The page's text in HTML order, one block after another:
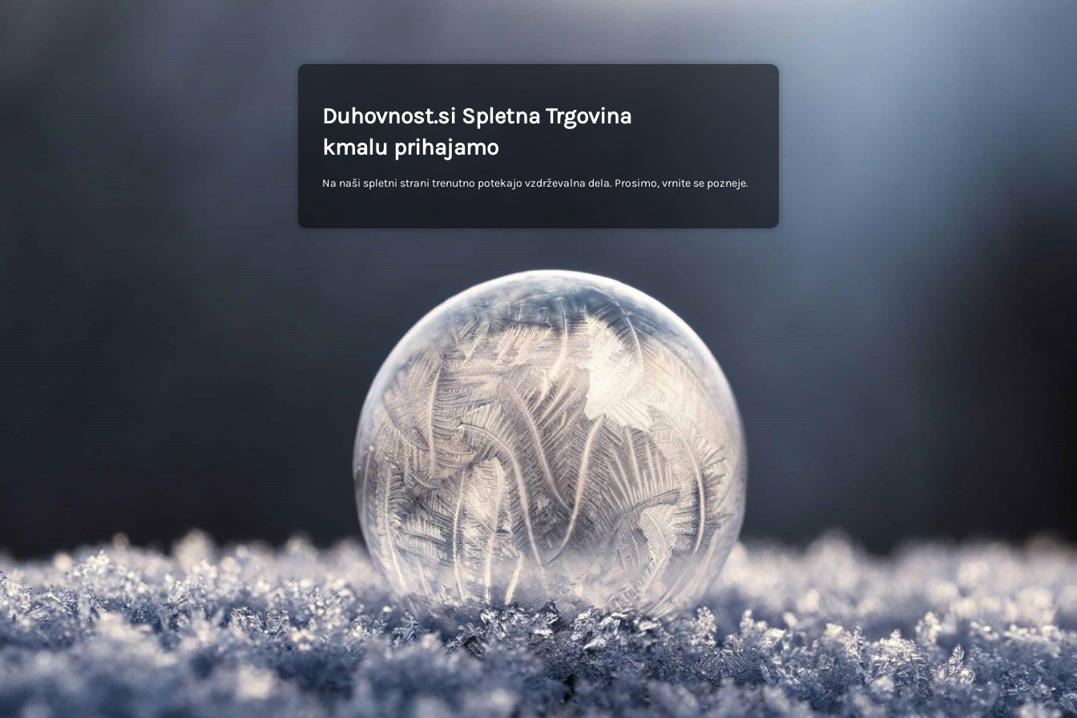
Duhovnost.si Spletna Trgovina
kmalu prihajamo
Na naši spletni strani trenutno potekajo vzdrževalna dela. Prosimo, vrnite se pozneje.